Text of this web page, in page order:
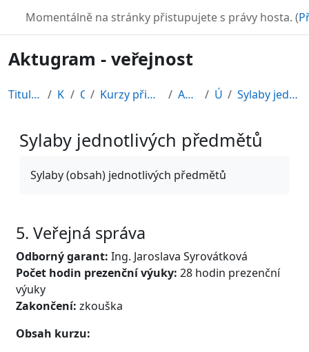
TURBO
Momentálně na stránky přistupujete s právy hosta. (
Aktugram - veřejnost
Titulní stránka Kurzy CDV Kurzy připravené v rámci ESF AKTUGRAM Úvod Sylaby jednotlivých předmětů
Sylaby jednotlivých předmětů
Sylaby (obsah) jednotlivých předmětů
5. Veřejná správa
Odborný garant: Ing. Jaroslava Syrovátková
Počet hodin prezenční výuky: 28 hodin prezenční
výuky
Zakončení: zkouška
Obsah kurzu: